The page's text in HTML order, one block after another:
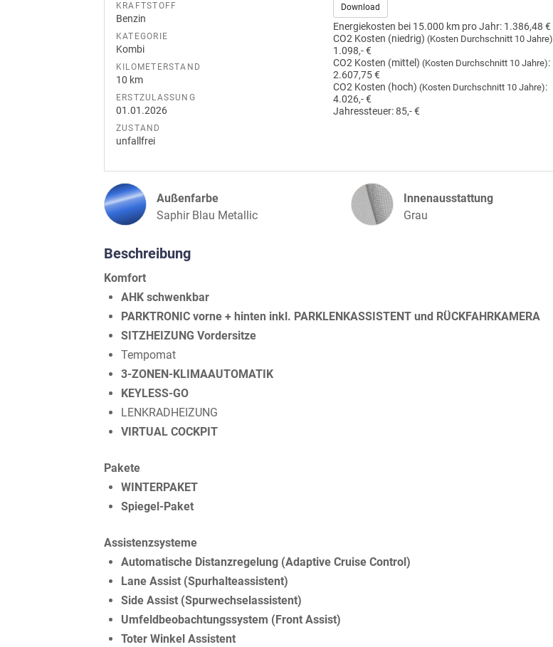
KRAFTSTOFF
Benzin
KATEGORIE
Kombi
KILOMETERSTAND
10 km
ERSTZULASSUNG
01.01.2026
ZUSTAND
unfallfrei
Download
Energiekosten bei 15.000 km pro Jahr: 1.386,48 €
CO2 Kosten (niedrig)(Kosten Durchschnitt 10 Jahre)
1.098,- €
CO2 Kosten (mittel)(Kosten Durchschnitt 10 Jahre):
2.607,75 €
CO2 Kosten (hoch)(Kosten Durchschnitt 10 Jahre):
4.026,- €
Jahressteuer:85,- €
Außenfarbe
Saphir Blau Metallic
Innenausstattung
Innenausstattung
Grau
Beschreibung
Komfort
AHK schwenkbar
PARKTRONIC vorne + hinten inkl. PARKLENKASSISTENT und RÜCKFAHRKAMERA
SITZHEIZUNG Vordersitze
Tempomat
3-ZONEN-KLIMAAUTOMATIK
KEYLESS-GO
LENKRADHEIZUNG
VIRTUAL COCKPIT
Pakete
WINTERPAKET
Spiegel-Paket
Assistenzsysteme
Automatische Distanzregelung (Adaptive Cruise Control)
Lane Assist (Spurhalteassistent)
Side Assist (Spurwechselassistent)
Umfeldbeobachtungssystem (Front Assist)
Toter Winkel Assistent